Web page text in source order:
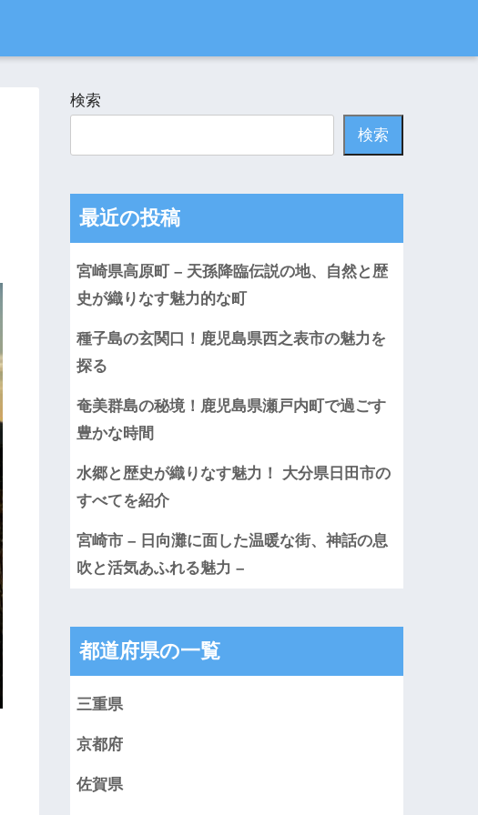
検索
検索
最近の投稿
宮崎県高原町 – 天孫降臨伝説の地、自然と歴
史が織りなす魅力的な町
種子島の玄関口！鹿児島県西之表市の魅力を
探る
奄美群島の秘境！鹿児島県瀬戸内町で過ごす
豊かな時間
水郷と歴史が織りなす魅力！ 大分県日田市の
すべてを紹介
宮崎市 – 日向灘に面した温暖な街、神話の息
吹と活気あふれる魅力 –
都道府県の一覧
三重県
京都府
佐賀県